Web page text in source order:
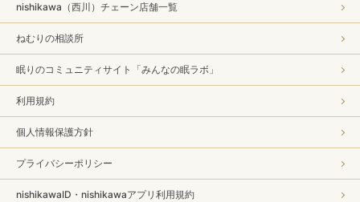
nishikawa（西川）チェーン店舗一覧
ねむりの相談所
眠りのコミュニティサイト「みんなの眠ラボ」
利用規約
個人情報保護方針
プライバシーポリシー
nishikawaID・nishikawaアプリ利用規約